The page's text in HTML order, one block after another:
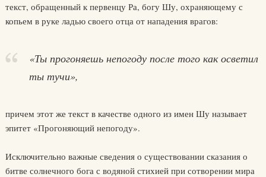
текст, обращенный к первенцу Ра, богу Шу, охраняющему с
копьем в руке ладью своего отца от нападения врагов:
«Ты прогоняешь непогоду после того как осветил
ты тучи»,
причем этот же текст в качестве одного из имен Шу называет
эпитет «Прогоняющий непогоду».
Исключительно важные сведения о существовании сказания о
битве солнечного бога с водяной стихией при сотворении мира